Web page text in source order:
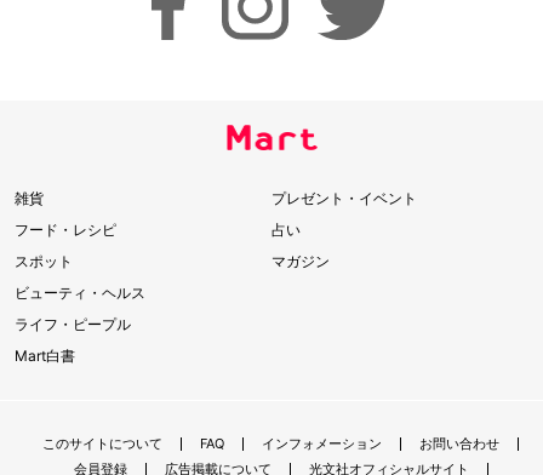
雑貨
フード・レシピ
スポット
ビューティ・ヘルス
ライフ・ピープル
Mart白書
プレゼント・イベント
占い
マガジン
このサイトについて FAQ インフォメーション
お問い合わせ
会員登録
広告掲載について 光文社オフィシャルサイト